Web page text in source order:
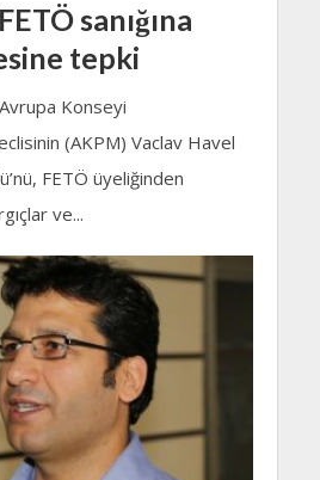
sanığına
tepki
Avrupa Konseyi
(AKPM) Vaclav Havel
FETÖ üyeliğinden
ve...